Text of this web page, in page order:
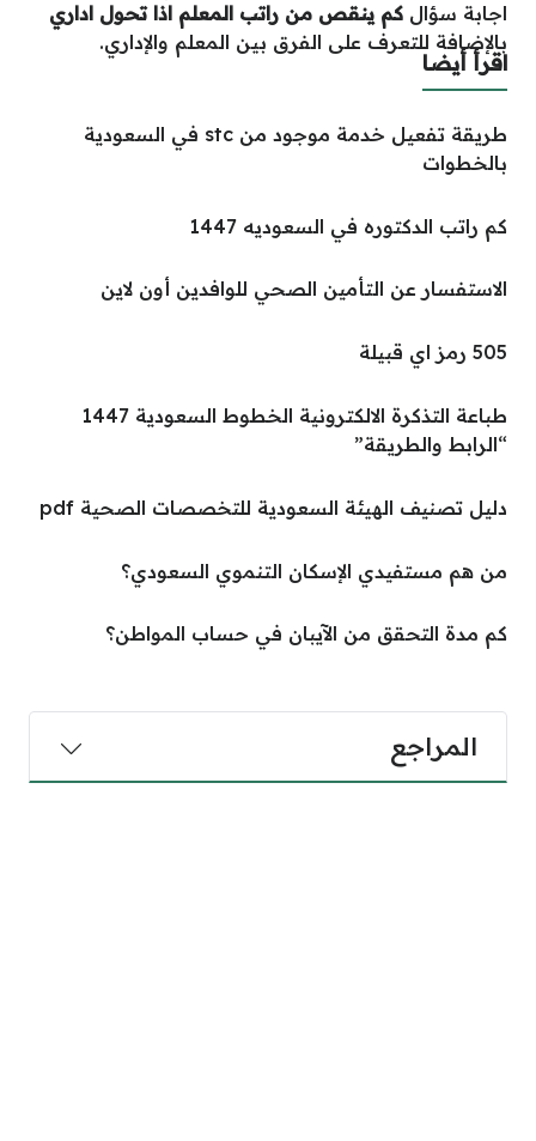
اجابة سؤال كم ينقص من راتب المعلم اذا تحول اداري
بالإضافة للتعرف على الفرق بين المعلم والإداري.
اقرأ أيضا
طريقة تفعيل خدمة موجود من stc في السعودية
بالخطوات
كم راتب الدكتوره في السعوديه 1447
الاستفسار عن التأمين الصحي للوافدين أون لاين
505 رمز اي قبيلة
طباعة التذكرة الالكترونية الخطوط السعودية 1447
“الرابط والطريقة”
دليل تصنيف الهيئة السعودية للتخصصات الصحية pdf
من هم مستفيدي الإسكان التنموي السعودي؟
كم مدة التحقق من الآيبان في حساب المواطن؟
المراجع